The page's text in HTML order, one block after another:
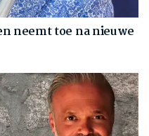
neemt toe na nieuwe